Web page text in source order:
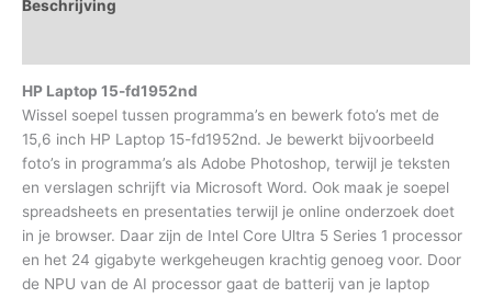
Beschrijving
HP Laptop 15-fd1952nd
Wissel soepel tussen programma’s en bewerk foto’s met de
15,6 inch HP Laptop 15-fd1952nd. Je bewerkt bijvoorbeeld
foto’s in programma’s als Adobe Photoshop, terwijl je teksten
en verslagen schrijft via Microsoft Word. Ook maak je soepel
spreadsheets en presentaties terwijl je online onderzoek doet
in je browser. Daar zijn de Intel Core Ultra 5 Series 1 processor
en het 24 gigabyte werkgeheugen krachtig genoeg voor. Door
de NPU van de AI processor gaat de batterij van je laptop